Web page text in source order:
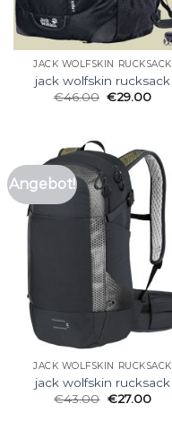
JACK WOLFSKIN RUCKSACK
jack wolfskin rucksack
€46.00 €29.00
Angebot!
JACK WOLFSKIN RUCKSACK
jack wolfskin rucksack
€43.00 €27.00